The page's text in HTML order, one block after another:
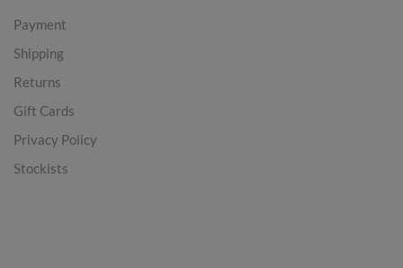
Payment
Shipping
Returns
Gift Cards
Privacy Policy
Stockists